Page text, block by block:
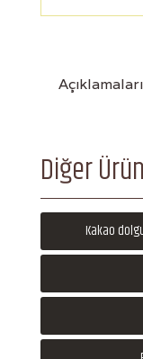
Diğer
Kakao